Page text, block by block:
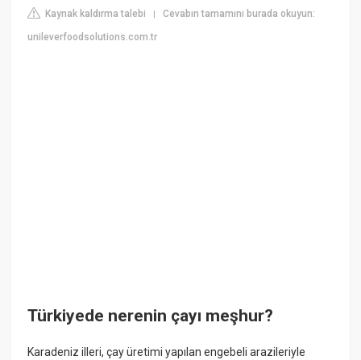
Kaynak kaldırma talebi |Cevabın tamamını burada okuyun:
unileverfoodsolutions.com.tr
Türkiyede nerenin çayı meşhur?
Karadeniz illeri, çay üretimi yapılan engebeli arazileriyle